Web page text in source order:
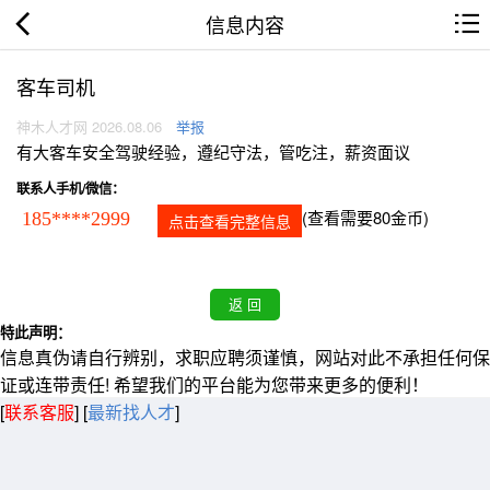
信息内容
客车司机
神木人才网 2026.08.06 举报
有大客车安全驾驶经验，遵纪守法，管吃注，薪资面议
联系人手机/微信：
185****2999 点击查看完整信息 (查看需要80金币)
特此声明：
信息真伪请自行辨别，求职应聘须谨慎，网站对此不承担任何保
证或连带责任! 希望我们的平台能为您带来更多的便利！
[联系客服] [最新找人才]